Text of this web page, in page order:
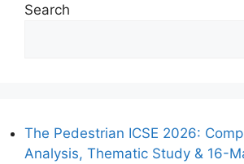
Search
The Pedestrian ICSE 2026:
Analysis, Thematic Study & 16-